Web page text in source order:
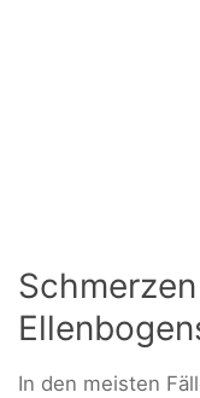
In den meisten